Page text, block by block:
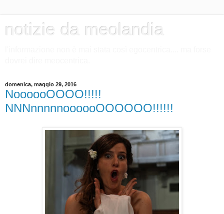
notizie da meolandia
domenica, maggio 29, 2016
NoooooOOOO!!!!!
NNNnnnnnoooooOOOOOO!!!!!!